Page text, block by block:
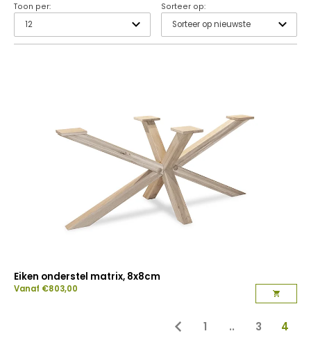
Toon per: Sorteer op:
Eiken onderstel matrix, 8x8cm
Vanaf €803,00
1 .. 3 4